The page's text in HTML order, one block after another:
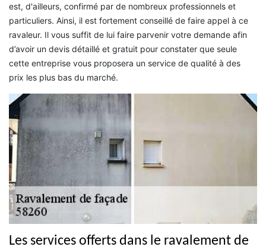
est, d'ailleurs, confirmé par de nombreux professionnels et
particuliers. Ainsi, il est fortement conseillé de faire appel à ce
ravaleur. Il vous suffit de lui faire parvenir votre demande afin
d’avoir un devis détaillé et gratuit pour constater que seule
cette entreprise vous proposera un service de qualité à des
prix les plus bas du marché.
Les services offerts dans le ravalement de